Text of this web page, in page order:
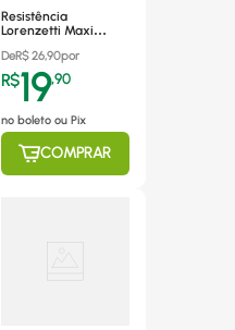
Resistência
Lorenzetti Maxi
220V
DeR$26,90por
R$19,90
no boleto ou Pix
COMPRAR